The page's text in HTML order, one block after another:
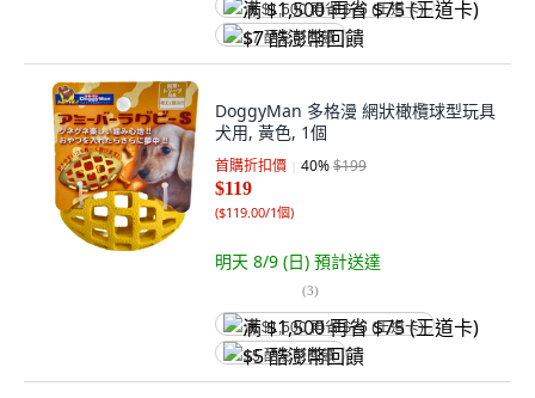
满 $1,500 再省 $75 (王道卡)
$7 酷澎幣回饋
DoggyMan 多格漫 網狀橄欖球型玩具
犬用, 黃色, 1個
首購折扣價 40%$199
$119
($119.00/1個)
明天 8/9 (日) 預計送達
(3)
满 $1,500 再省 $75 (王道卡)
$5 酷澎幣回饋